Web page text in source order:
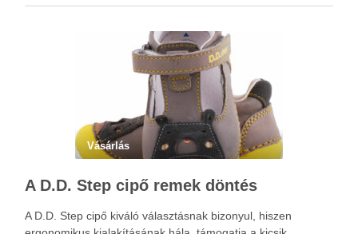
a fontosságát. Az alvás idején pihenésre kapcsol az agy és a
Vásárlás
A D.D. Step cipő remek döntés
A D.D. Step cipő kiváló választásnak bizonyul, hiszen